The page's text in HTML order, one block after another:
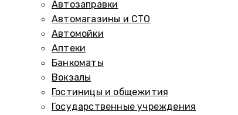
Автозаправки
Автомагазины и СТО
Автомойки
Аптеки
Банкоматы
Вокзалы
Гостиницы и общежития
Государственные учреждения